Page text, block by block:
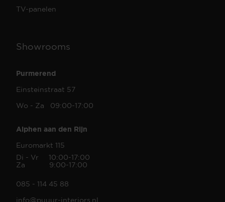
TV-panelen
Showrooms
Purmerend
Einsteinstraat 57
Wo - Za 09:00-17:00
Alphen aan den Rijn
Euromarkt 115
Di - Vr 10:00-17:00
Za 9:00-17:00
085 - 114 45 88
info@puuur-interiors.nl